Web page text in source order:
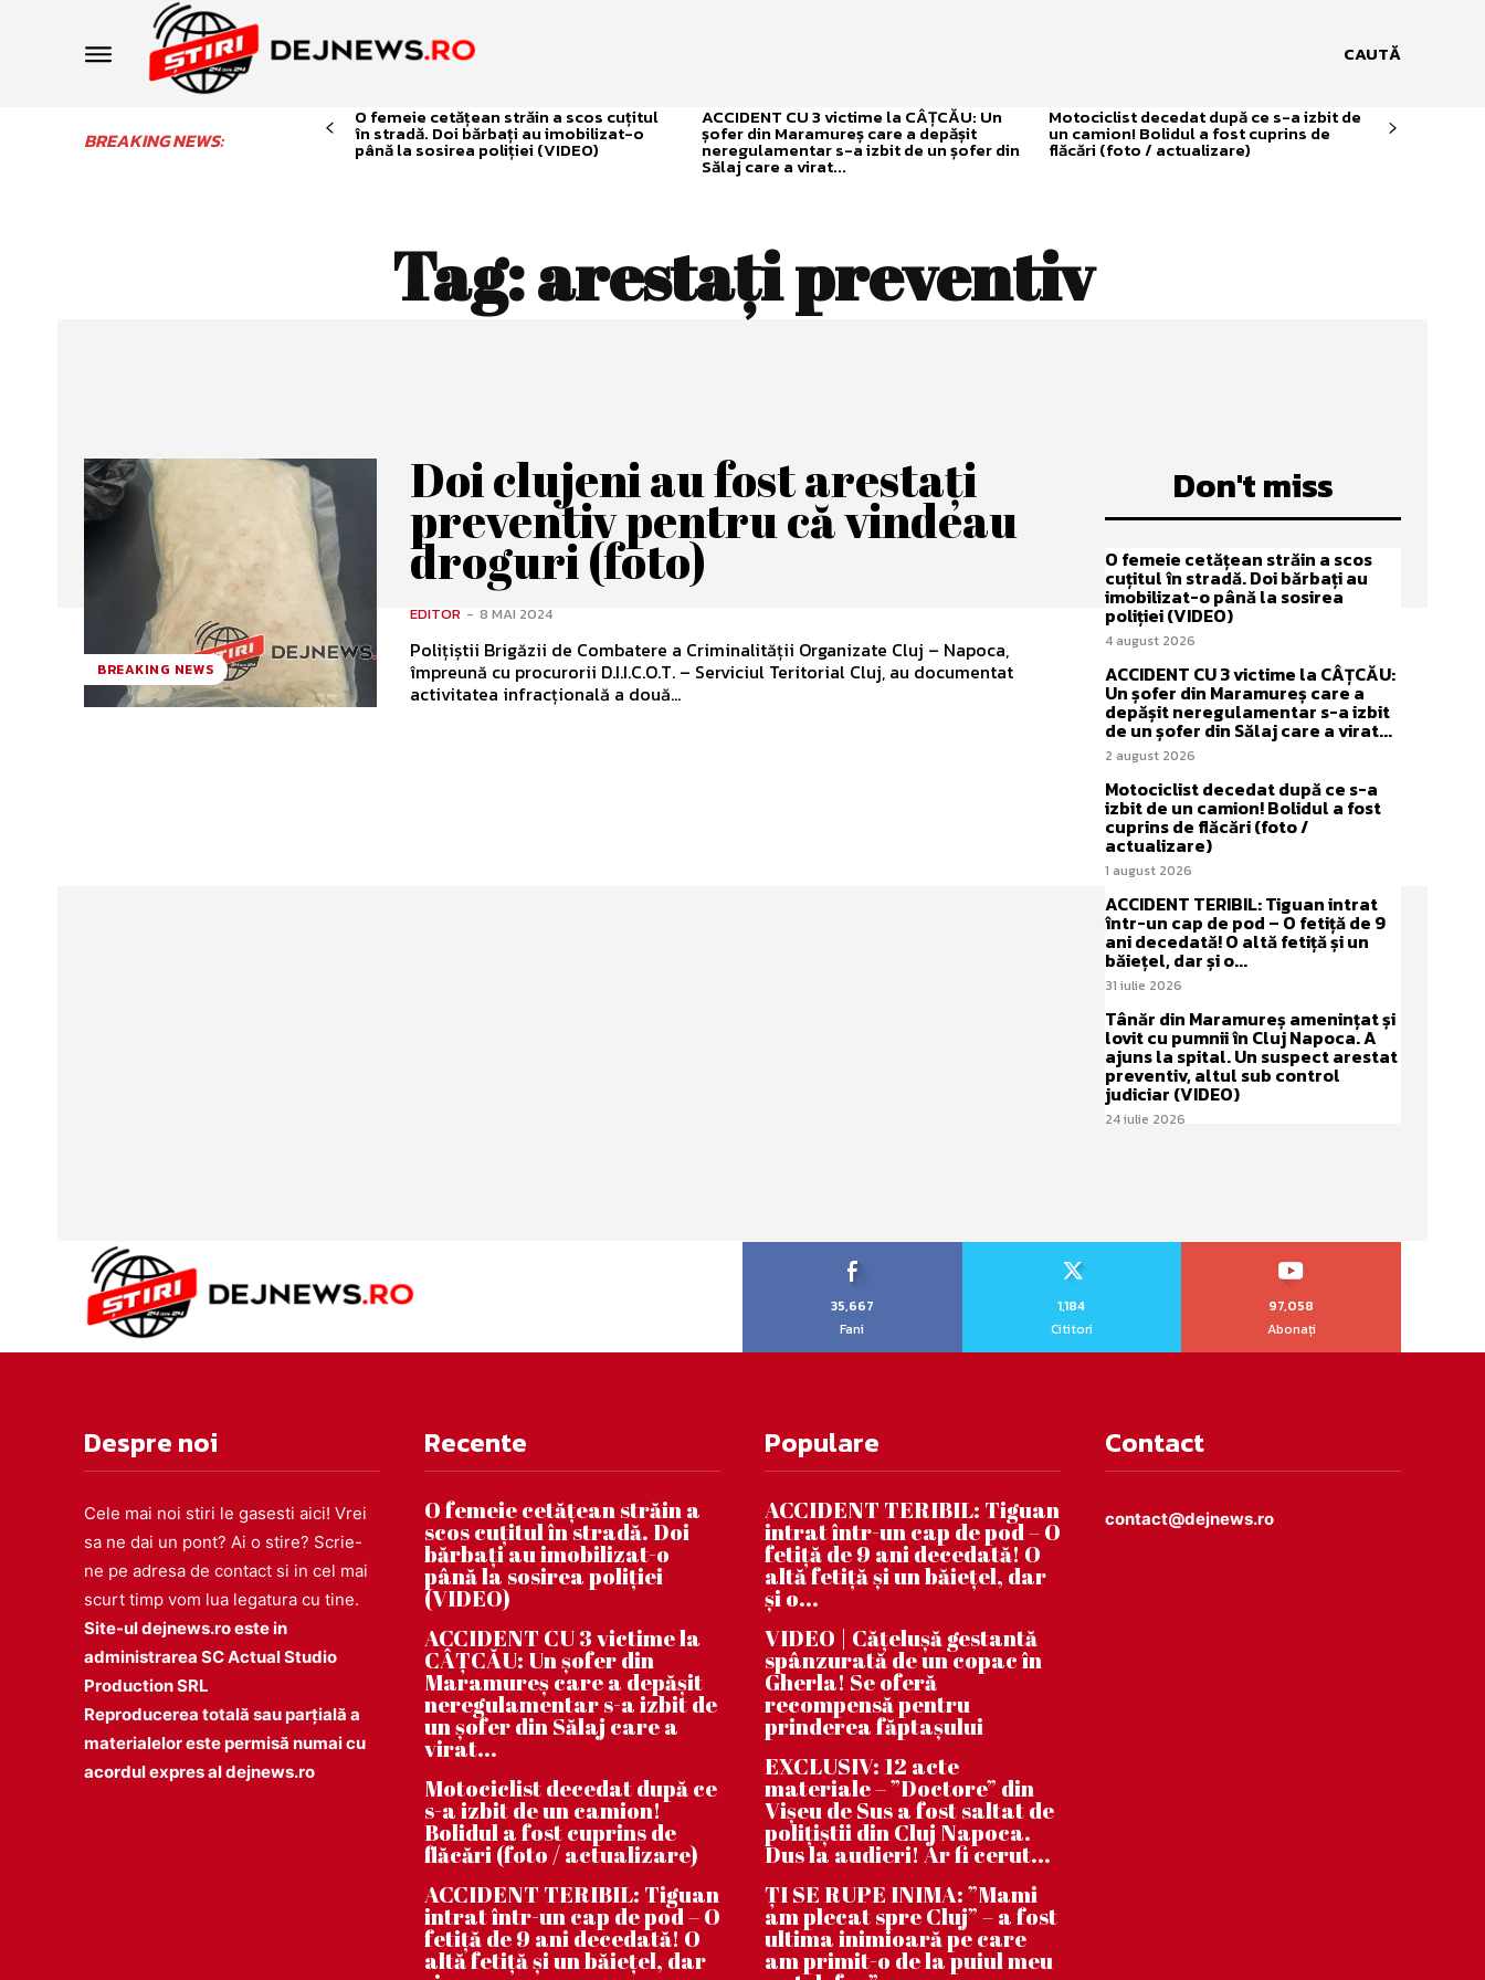
CAUTĂ
BREAKING NEWS:
O femeie cetățean străin a scos cuțitul
în stradă. Doi bărbați au imobilizat-o
până la sosirea poliției (VIDEO)
ACCIDENT CU 3 victime la CÂȚCĂU: Un
șofer din Maramureș care a depășit
neregulamentar s-a izbit de un șofer din
Sălaj care a virat...
Motociclist decedat după ce s-a izbit de
un camion! Bolidul a fost cuprins de
flăcări (foto / actualizare)
Tag:arestați preventiv
BREAKING NEWS
Doi clujeni au fost arestați
preventiv pentru că vindeau
droguri (foto)
EDITOR - 8 MAI 2024
Polițiștii Brigăzii de Combatere a Criminalității Organizate Cluj – Napoca,
împreună cu procurorii D.I.I.C.O.T. – Serviciul Teritorial Cluj, au documentat
activitatea infracțională a două...
Don't miss
O femeie cetățean străin a scos
cuțitul în stradă. Doi bărbați au
imobilizat-o până la sosirea
poliției (VIDEO)
4 august 2026
ACCIDENT CU 3 victime la CÂȚCĂU:
Un șofer din Maramureș care a
depășit neregulamentar s-a izbit
de un șofer din Sălaj care a virat...
2 august 2026
Motociclist decedat după ce s-a
izbit de un camion! Bolidul a fost
cuprins de flăcări (foto /
actualizare)
1 august 2026
ACCIDENT TERIBIL: Tiguan intrat
într-un cap de pod – O fetiță de 9
ani decedată! O altă fetiță și un
băiețel, dar și o...
31 iulie 2026
Tânăr din Maramureș amenințat și
lovit cu pumnii în Cluj Napoca. A
ajuns la spital. Un suspect arestat
preventiv, altul sub control
judiciar (VIDEO)
24 iulie 2026
35,667
Fani
1,184
Cititori
97,058
Abonați
Despre noi
Cele mai noi stiri le gasesti aici! Vrei
sa ne dai un pont? Ai o stire? Scrie-
ne pe adresa de contact si in cel mai
scurt timp vom lua legatura cu tine.
Site-ul dejnews.ro este in
administrarea SC Actual Studio
Production SRL
Reproducerea totală sau parțială a
materialelor este permisă numai cu
acordul expres al dejnews.ro
Recente
O femeie cetățean străin a
scos cuțitul în stradă. Doi
bărbați au imobilizat-o
până la sosirea poliției
(VIDEO)
ACCIDENT CU 3 victime la
CÂȚCĂU: Un șofer din
Maramureș care a depășit
neregulamentar s-a izbit de
un șofer din Sălaj care a
virat...
Motociclist decedat după ce
s-a izbit de un camion!
Bolidul a fost cuprins de
flăcări (foto / actualizare)
ACCIDENT TERIBIL: Tiguan
intrat într-un cap de pod – O
fetiță de 9 ani decedată! O
altă fetiță și un băiețel, dar
Populare
ACCIDENT TERIBIL: Tiguan
intrat într-un cap de pod – O
fetiță de 9 ani decedată! O
altă fetiță și un băiețel, dar
și o...
VIDEO | Căţeluşă gestantă
spânzurată de un copac în
Gherla! Se oferă
recompensă pentru
prinderea făptaşului
EXCLUSIV: 12 acte
materiale – ”Doctore” din
Vișeu de Sus a fost saltat de
polițiștii din Cluj Napoca.
Dus la audieri! Ar fi cerut...
ȚI SE RUPE INIMA: ”Mami
am plecat spre Cluj” – a fost
ultima inimioară pe care
am primit-o de la puiul meu
Contact
contact@dejnews.ro